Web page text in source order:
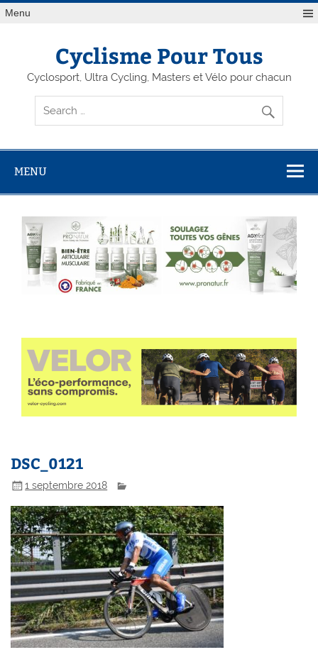
Menu
Cyclisme Pour Tous
Cyclosport, Ultra Cycling, Masters et Vélo pour chacun
MENU
DSC_0121
1 septembre 2018